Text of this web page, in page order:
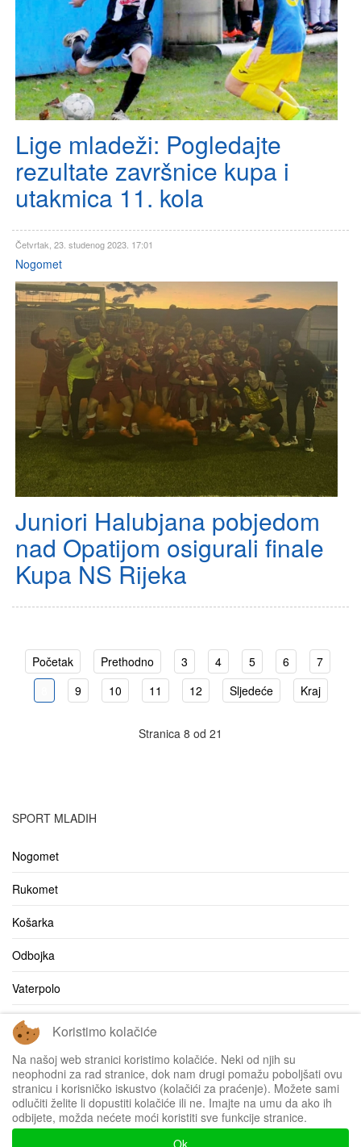
Lige mladeži: Pogledajte
rezultate završnice kupa i
utakmica 11. kola
Četvrtak, 23. studenog 2023. 17:01
Nogomet
Juniori Halubjana pobjedom
nad Opatijom osigurali finale
Kupa NS Rijeka
Početak Prethodno 3 4 5 6
7
9 10 11 12 Sljedeće Kraj
Stranica 8 od 21
SPORT MLADIH
Nogomet
Rukomet
Košarka
Odbojka
Vaterpolo
Ostalo
Bilten
Impressum
Koristimo kolačiće
Na našoj web stranici koristimo kolačiće. Neki od njih su
neophodni za rad stranice, dok nam drugi pomažu poboljšati ovu
stranicu i korisničko iskustvo (kolačići za praćenje). Možete sami
odlučiti želite li dopustiti kolačiće ili ne. Imajte na umu da ako ih
odbijete, možda nećete moći koristiti sve funkcije stranice.
Ok